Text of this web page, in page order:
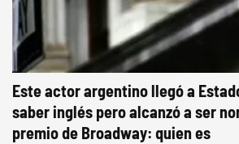
Este actor argentino llegó a
saber inglés pero alcanzó a ser
premio de Broadway: quien es